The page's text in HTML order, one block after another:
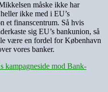
måske ikke har
ikke med i EU’s
et finanscentrum. Så hvis
sig EU’s bankunion, så
være en fordel for København
vores banker.
kampagneside mod Bank-